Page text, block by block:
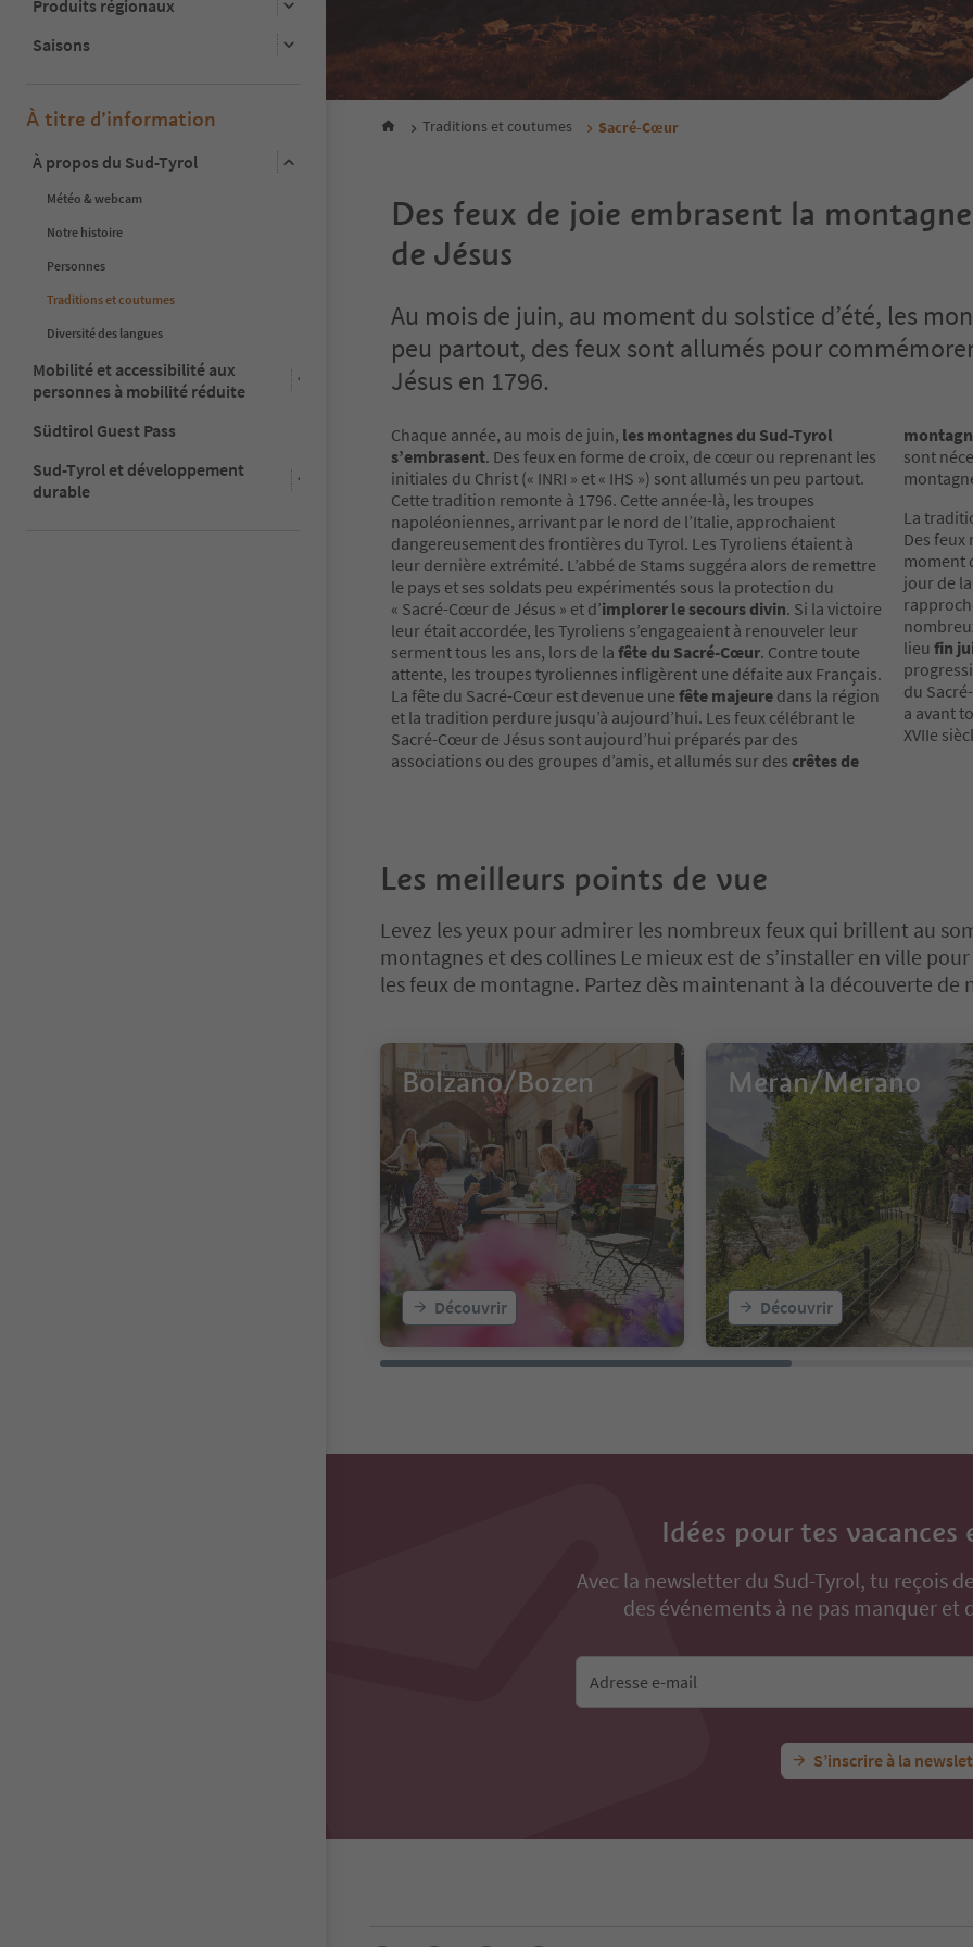
Produits régionaux
Saisons
À titre d’information
À propos du Sud-Tyrol
Météo & webcam
Notre histoire
Personnes
Traditions et coutumes
Diversité des langues
Mobilité et accessibilité aux
personnes à mobilité réduite
Südtirol Guest Pass
Sud-Tyrol et développement
durable
Traditions et coutumes Sacré-Cœur
Des feux de joie embrasent la
de Jésus
Au mois de juin, au moment du solstice d’été, les
peu partout, des feux sont allumés pour
Jésus en 1796.
Chaque année, au mois de juin, les montagnes du Sud-Tyrol
s’embrasent. Des feux en forme de croix, de cœur ou reprenant les
initiales du Christ (« INRI » et « IHS ») sont allumés un peu partout.
Cette tradition remonte à 1796. Cette année-là, les troupes
napoléoniennes, arrivant par le nord de l’Italie, approchaient
dangereusement des frontières du Tyrol. Les Tyroliens étaient à
leur dernière extrémité. L’abbé de Stams suggéra alors de remettre
le pays et ses soldats peu expérimentés sous la protection du
« Sacré-Cœur de Jésus » et d’implorer le secours divin. Si la victoire
leur était accordée, les Tyroliens s’engageaient à renouveler leur
serment tous les ans, lors de la fête du Sacré-Cœur. Contre toute
attente, les troupes tyroliennes infligèrent une défaite aux Français.
La fête du Sacré-Cœur est devenue une fête majeure dans la région
et la tradition perdure jusqu’à aujourd’hui. Les feux célébrant le
Sacré-Cœur de Jésus sont aujourd’hui préparés par des
associations ou des groupes d’amis, et allumés sur des crêtes de
sont
La
Des
moment
jour de
lieu fin
du
a avant
XVIIe
Les meilleurs points de vue
Levez les yeux pour admirer les nombreux feux qui brillent au
montagnes et des collines Le mieux est de s’installer en ville
les feux de montagne. Partez dès maintenant à la découverte de
Bolzano/Bozen
Découvrir
Meran/Merano
Découvrir
Idées pour tes vacances
Avec la newsletter du Sud-Tyrol, tu reçois
des événements à ne pas manquer et
Adresse e-mail
S’inscrire à la